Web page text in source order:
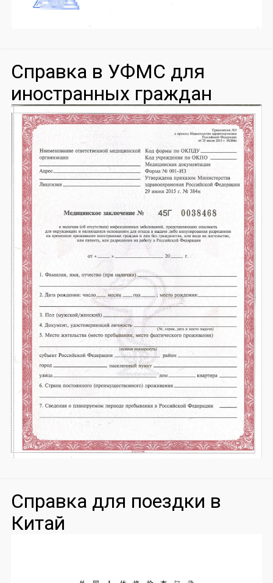
Справка в УФМС для
иностранных граждан
Справка для поездки в
Китай